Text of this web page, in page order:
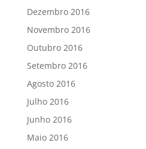
Dezembro 2016
Novembro 2016
Outubro 2016
Setembro 2016
Agosto 2016
Julho 2016
Junho 2016
Maio 2016